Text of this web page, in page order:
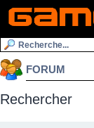
FORUM
Rechercher